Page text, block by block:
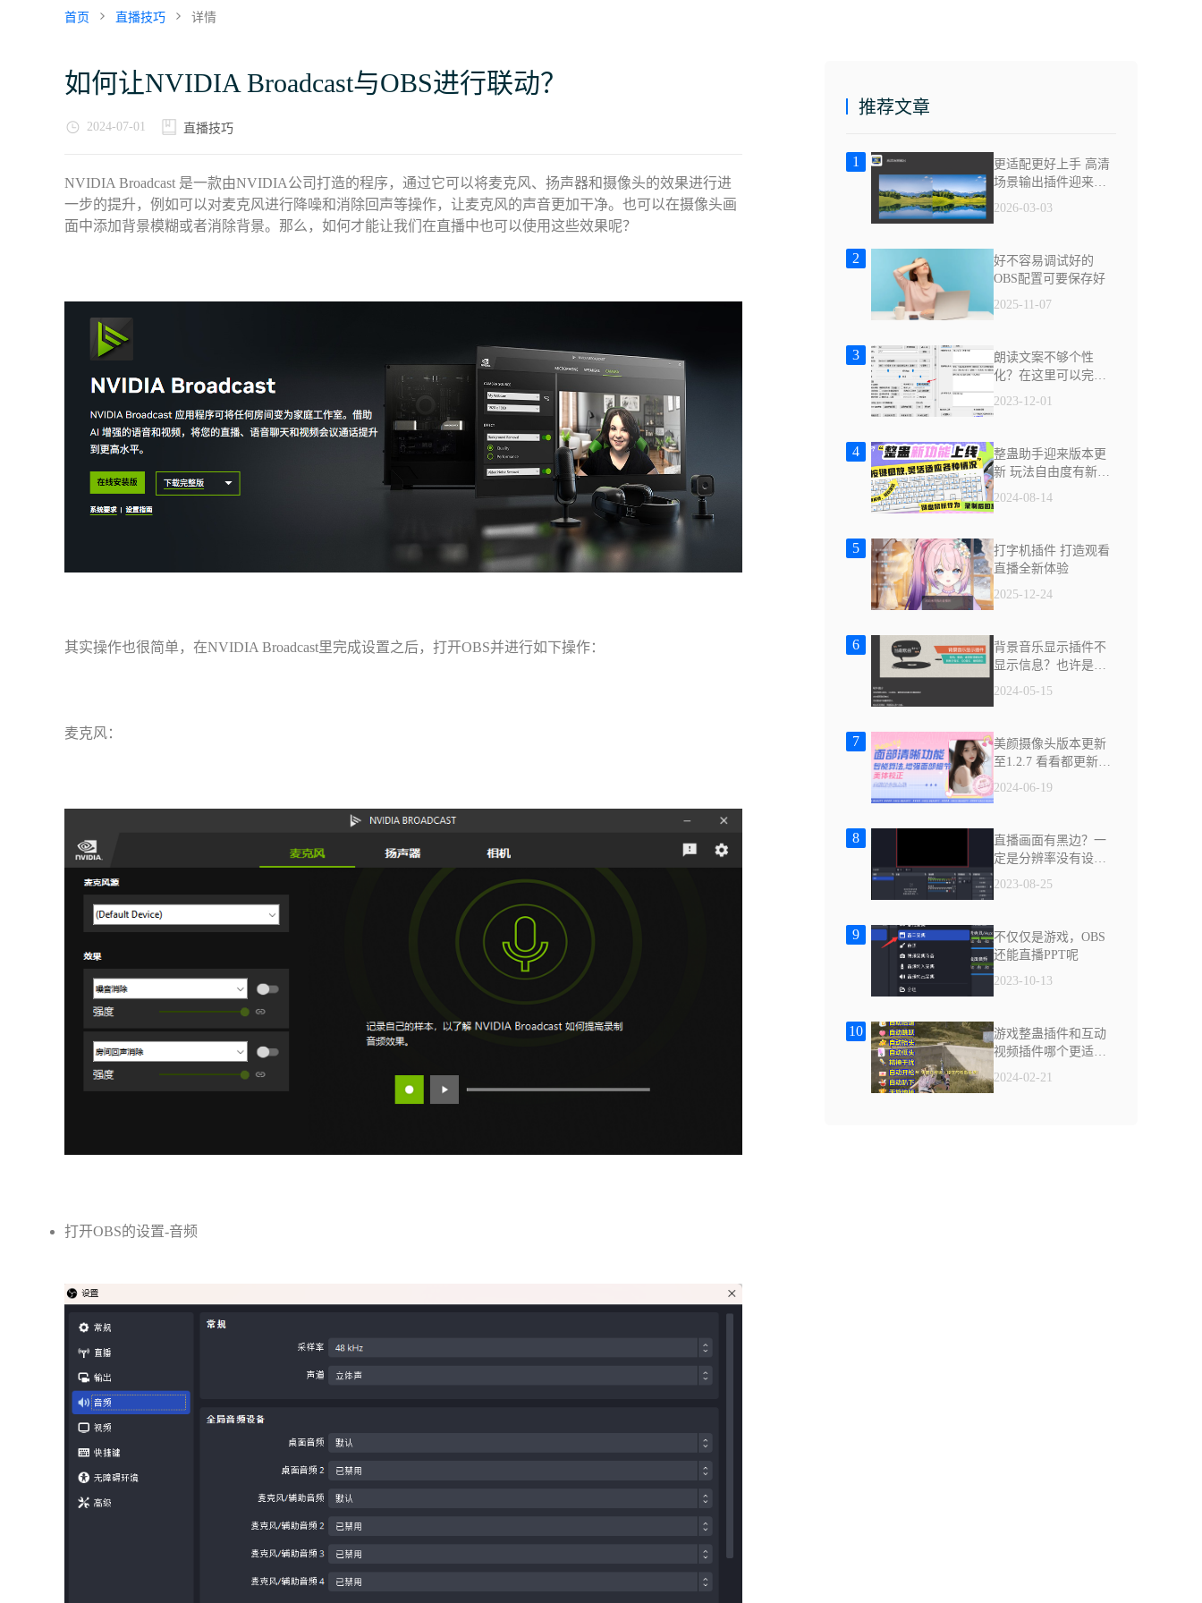
首页 直播技巧 详情
如何让NVIDIA Broadcast与OBS进行联动？
2024-07-01 直播技巧
NVIDIA Broadcast 是一款由NVIDIA公司打造的程序，通过它可以将麦克风、扬声器和摄像头的效果进行进
一步的提升，例如可以对麦克风进行降噪和消除回声等操作，让麦克风的声音更加干净。也可以在摄像头画
面中添加背景模糊或者消除背景。那么，如何才能让我们在直播中也可以使用这些效果呢？
其实操作也很简单，在NVIDIA Broadcast里完成设置之后，打开OBS并进行如下操作：
麦克风：
打开OBS的设置-音频
推荐文章
1
更适配更好上手 高清
场景输出插件迎来更
新
2026-03-03
2
好不容易调试好的
OBS配置可要保存好
2025-11-07
3
朗读文案不够个性
化？在这里可以完全
自定义
2023-12-01
4
整蛊助手迎来版本更
新 玩法自由度有新突
破
2024-08-14
5
打字机插件 打造观看
直播全新体验
2025-12-24
6
背景音乐显示插件不
显示信息？也许是用
了内测版播放器
2024-05-15
7
美颜摄像头版本更新
至1.2.7 看看都更新了
什么
2024-06-19
8
直播画面有黑边？一
定是分辨率没有设置
好
2023-08-25
9
不仅仅是游戏，OBS
还能直播PPT呢
2023-10-13
10
游戏整蛊插件和互动
视频插件哪个更适合
你？
2024-02-21